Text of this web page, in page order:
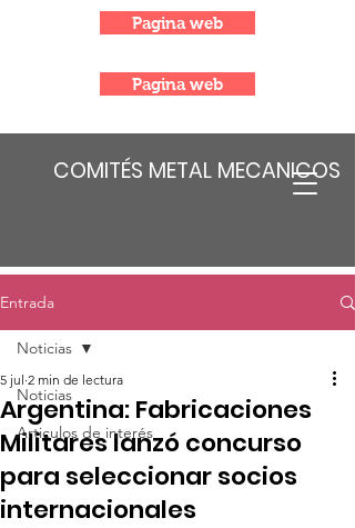
COMITÉS METAL MECANICOS
Pagina web
Pagina web
Entrada
Noticias
Articulos de interés
Noticias
Argentina: Fabricaciones
Militares lanzó concurso
para seleccionar socios
internacionales
5 jul 2 min de lectura